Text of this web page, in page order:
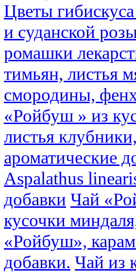
Цветы
и суданской
ромашки
тимьян, листья
смородины,
«Ройбуш » из
листья
ароматические
Aspalathus
добавки Чай
кусочки
«Ройбуш»,
добавки. Чай из